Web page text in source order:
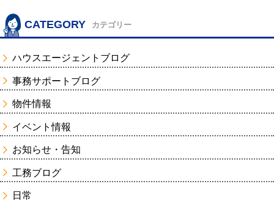
CATEGORY カテゴリー
ハウスエージェントブログ
事務サポートブログ
物件情報
イベント情報
お知らせ・告知
工務ブログ
日常